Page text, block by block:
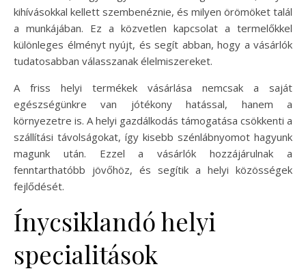
kihívásokkal kellett szembenéznie, és milyen örömöket talál
a munkájában. Ez a közvetlen kapcsolat a termelőkkel
különleges élményt nyújt, és segít abban, hogy a vásárlók
tudatosabban válasszanak élelmiszereket.
A friss helyi termékek vásárlása nemcsak a saját
egészségünkre van jótékony hatással, hanem a
környezetre is. A helyi gazdálkodás támogatása csökkenti a
szállítási távolságokat, így kisebb szénlábnyomot hagyunk
magunk után. Ezzel a vásárlók hozzájárulnak a
fenntarthatóbb jövőhöz, és segítik a helyi közösségek
fejlődését.
Ínycsiklandó helyi
specialitások